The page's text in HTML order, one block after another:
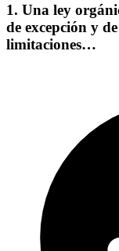
1. Una ley
de excepción y
limitaciones…